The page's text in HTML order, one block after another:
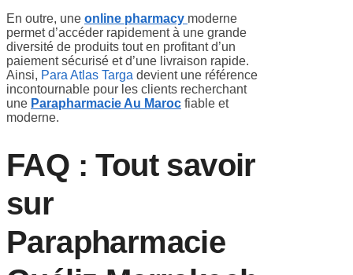
En outre, une online pharmacy moderne
permet d’accéder rapidement à une grande
diversité de produits tout en profitant d’un
paiement sécurisé et d’une livraison rapide.
Ainsi, Para Atlas Targa devient une référence
incontournable pour les clients recherchant
une Parapharmacie Au Maroc fiable et
moderne.
FAQ : Tout savoir
sur
Parapharmacie